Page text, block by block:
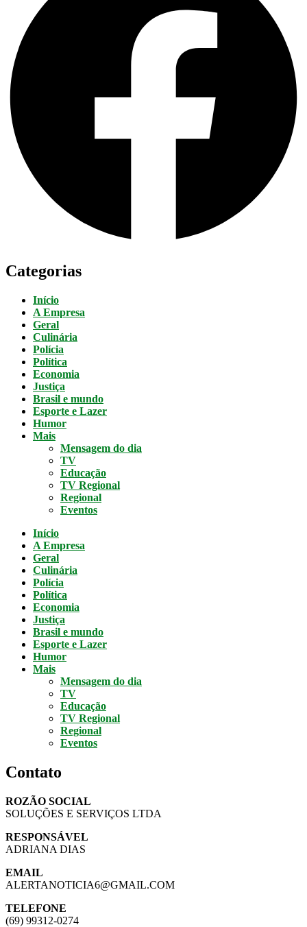
Categorias
Início
A Empresa
Geral
Culinária
Polícia
Política
Economia
Justiça
Brasil e mundo
Esporte e Lazer
Humor
Mais
Mensagem do dia
TV
Educação
TV Regional
Regional
Eventos
Início
A Empresa
Geral
Culinária
Polícia
Política
Economia
Justiça
Brasil e mundo
Esporte e Lazer
Humor
Mais
Mensagem do dia
TV
Educação
TV Regional
Regional
Eventos
Contato
ROZÃO SOCIAL
SOLUÇÕES E SERVIÇOS LTDA
RESPONSÁVEL
ADRIANA DIAS
EMAIL
ALERTANOTICIA6@GMAIL.COM
TELEFONE
(69) 99312-0274